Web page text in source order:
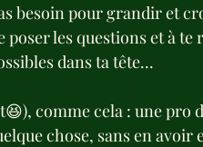
besoin pour grandir et
les questions et à te
dans ta tête...
comme cela : une pro
chose, sans en avoir